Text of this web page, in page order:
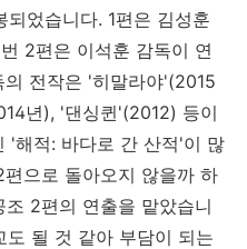
되었습니다. 1편은 김성훈
2편은 이석훈 감독이 연
의 전작은 '히말라야'(2015
년), '댄싱퀸'(2012) 등이
'해적: 바다로 간 산적'이 많
으로 돌아오지 않을까 하
조 2편의 연출을 맡았습니
도 될 것 같아 부담이 되는